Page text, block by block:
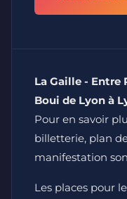
La Gaille - Entre
Boui de Lyon à
Pour en savoir
billetterie, plan
manifestation
Les places pour